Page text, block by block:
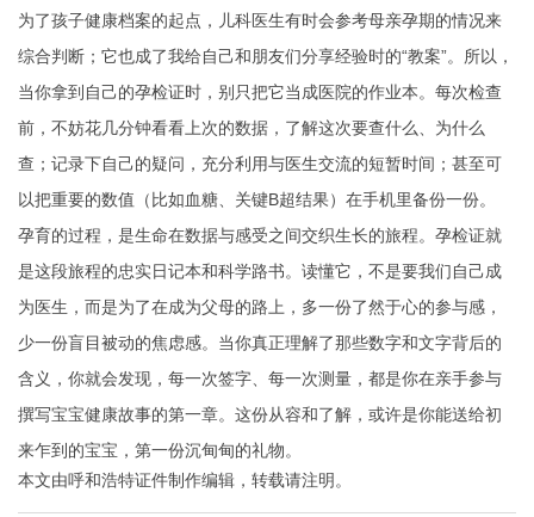
为了孩子健康档案的起点，儿科医生有时会参考母亲孕期的情况来
综合判断；它也成了我给自己和朋友们分享经验时的“教案”。所以，
当你拿到自己的孕检证时，别只把它当成医院的作业本。每次检查
前，不妨花几分钟看看上次的数据，了解这次要查什么、为什么
查；记录下自己的疑问，充分利用与医生交流的短暂时间；甚至可
以把重要的数值（比如血糖、关键B超结果）在手机里备份一份。
孕育的过程，是生命在数据与感受之间交织生长的旅程。孕检证就
是这段旅程的忠实日记本和科学路书。读懂它，不是要我们自己成
为医生，而是为了在成为父母的路上，多一份了然于心的参与感，
少一份盲目被动的焦虑感。当你真正理解了那些数字和文字背后的
含义，你就会发现，每一次签字、每一次测量，都是你在亲手参与
撰写宝宝健康故事的第一章。这份从容和了解，或许是你能送给初
来乍到的宝宝，第一份沉甸甸的礼物。
本文由呼和浩特证件制作编辑，转载请注明。